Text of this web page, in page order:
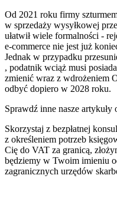
Od 2021 roku firmy
w sprzedaży wysyłkowej
ułatwił wiele formalności -
e-commerce nie jest już
Jednak w przypadku
, podatnik wciąż musi
zmienić wraz z wdrożeniem
odbyć dopiero w 2028 roku.
Sprawdź inne nasze artykuły
Skorzystaj z bezpłatnej
z określeniem potrzeb
Cię do VAT za granicą,
będziemy w Twoim imieniu
zagranicznych urzędów